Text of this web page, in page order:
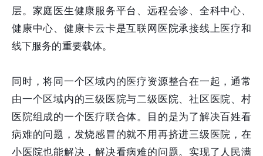
层。家庭医生健康服务平台、远程会诊、全科中心、
健康中心、健康卡云卡是互联网医院承接线上医疗和
线下服务的重要载体。
同时，将同一个区域内的医疗资源整合在一起，通常
由一个区域内的三级医院与二级医院、社区医院、村
医院组成的一个医疗联合体。目的是为了解决百姓看
病难的问题，发烧感冒的就不用再挤进三级医院，在
小医院也能解决，解决看病难的问题。实现了人民满